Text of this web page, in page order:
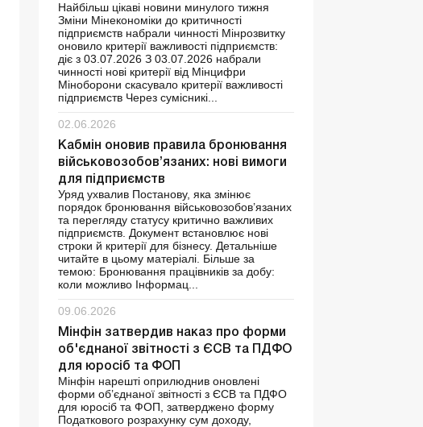
Найбільш цікаві новини минулого тижня
Зміни Мінекономіки до критичності
підприємств набрали чинності Мінрозвитку
оновило критерії важливості підприємств:
діє з 03.07.2026 З 03.07.2026 набрали
чинності нові критерії від Мінцифри
Міноборони скасувало критерії важливості
підприємств Через сумісникі...
02.06.2026
Кабмін оновив правила бронювання
військовозобов’язаних: нові вимоги
для підприємств
Уряд ухвалив Постанову, яка змінює
порядок бронювання військовозобов’язаних
та перегляду статусу критично важливих
підприємств. Документ встановлює нові
строки й критерії для бізнесу. Детальніше
читайте в цьому матеріалі. Більше за
темою: Бронювання працівників за добу:
коли можливо Інформац...
09.06.2026
Мінфін затвердив наказ про форми
об'єднаної звітності з ЄСВ та ПДФО
для юросіб та ФОП
Мінфін нарешті оприлюднив оновлені
форми об’єднаної звітності з ЄСВ та ПДФО
для юросіб та ФОП, затверджено форму
Податкового розрахунку сум доходу,